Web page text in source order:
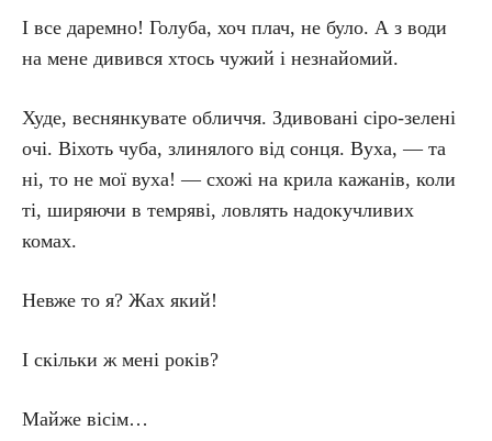
І все даремно! Голуба, хоч плач, не було. А з води
на мене дивився хтось чужий і незнайомий.
Худе, веснянкувате обличчя. Здивовані сіро-зелені
очі. Віхоть чуба, злинялого від сонця. Вуха, — та
ні, то не мої вуха! — схожі на крила кажанів, коли
ті, ширяючи в темряві, ловлять надокучливих
комах.
Невже то я? Жах який!
І скільки ж мені років?
Майже вісім…